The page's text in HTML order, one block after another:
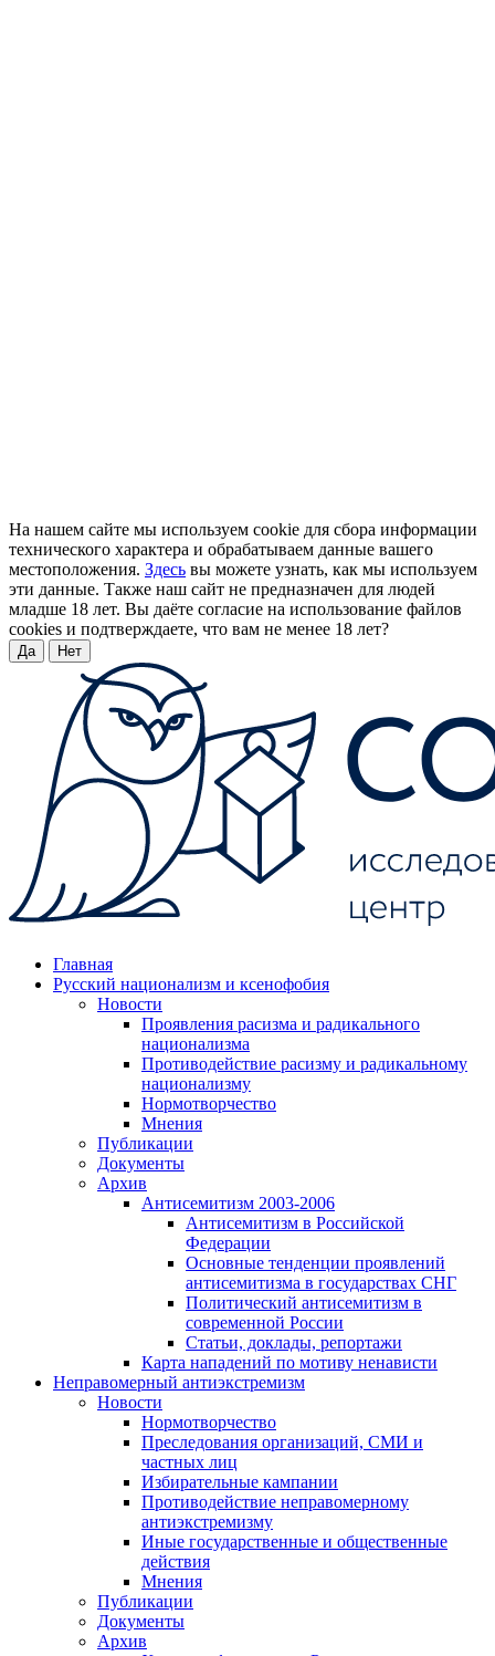
На нашем сайте мы используем cookie для сбора информации
технического характера и обрабатываем данные вашего
местоположения. Здесь вы можете узнать, как мы используем
эти данные. Также наш сайт не предназначен для людей
младше 18 лет. Вы даёте согласие на использование файлов
cookies и подтверждаете, что вам не менее 18 лет?
Да Нет
Главная
Русский национализм и ксенофобия
Новости
Проявления расизма и радикального
национализма
Противодействие расизму и радикальному
национализму
Нормотворчество
Мнения
Публикации
Документы
Архив
Антисемитизм 2003-2006
Антисемитизм в Российской
Федерации
Основные тенденции проявлений
антисемитизма в государствах СНГ
Политический антисемитизм в
современной России
Статьи, доклады, репортажи
Карта нападений по мотиву ненависти
Неправомерный антиэкстремизм
Новости
Нормотворчество
Преследования организаций, СМИ и
частных лиц
Избирательные кампании
Противодействие неправомерному
антиэкстремизму
Иные государственные и общественные
действия
Мнения
Публикации
Документы
Архив